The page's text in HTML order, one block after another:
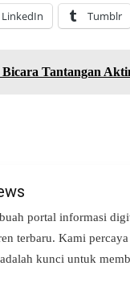
LinkedIn Tumblr
Tantangan
portal informasi
terbaru. Kami
kunci untuk